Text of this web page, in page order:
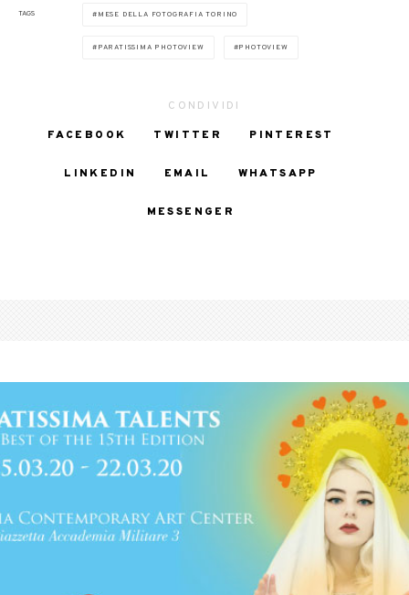
TAGS MESE DELLA FOTOGRAFIA TORINO
PARATISSIMA PHOTOVIEW PHOTOVIEW
CONDIVIDI
FACEBOOK
TWITTER PINTEREST
LINKEDIN EMAIL WHATSAPP
MESSENGER